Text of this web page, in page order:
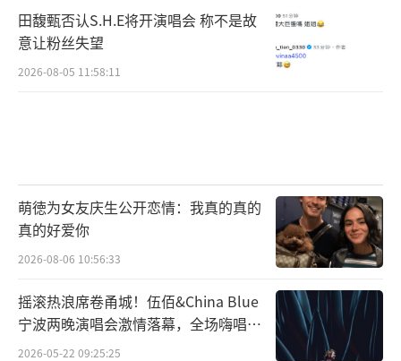
田馥甄否认S.H.E将开演唱会 称不是故
意让粉丝失望
2026-08-05 11:58:11
萌徳为女友庆生公开恋情：我真的真的
真的好爱你
2026-08-06 10:56:33
摇滚热浪席卷甬城！伍佰&China Blue
宁波两晚演唱会激情落幕，全场嗨唱氛
围炸裂
2026-05-22 09:25:25